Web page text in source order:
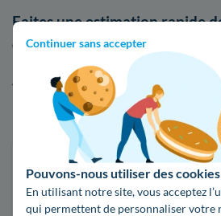
Continuer sans accepter
Pouvons-nous utiliser des cookies
En utilisant notre site, vous acceptez
qui permettent de personnaliser votre
Faites une estimation rapide
d'énergie à Elbeuf
Afin de voir par vous-même les
les autres fournisseurs sur le marché,
notre comparateur d'offres
Faites des économies sur vos
Je compare